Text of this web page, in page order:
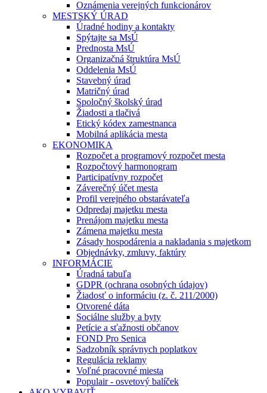
Oznámenia verejných funkcionárov
MESTSKÝ ÚRAD
Úradné hodiny a kontakty
Spýtajte sa MsÚ
Prednosta MsÚ
Organizačná štruktúra MsÚ
Oddelenia MsÚ
Stavebný úrad
Matričný úrad
Spoločný školský úrad
Žiadosti a tlačivá
Etický kódex zamestnanca
Mobilná aplikácia mesta
EKONOMIKA
Rozpočet a programový rozpočet mesta
Rozpočtový harmonogram
Participatívny rozpočet
Záverečný účet mesta
Profil verejného obstarávateľa
Odpredaj majetku mesta
Prenájom majetku mesta
Zámena majetku mesta
Zásady hospodárenia a nakladania s majetkom
Objednávky, zmluvy, faktúry
INFORMÁCIE
Úradná tabuľa
GDPR (ochrana osobných údajov)
Žiadosť o informáciu (z. č. 211/2000)
Otvorené dáta
Sociálne služby a byty
Petície a sťažnosti občanov
FOND Pro Senica
Sadzobník správnych poplatkov
Regulácia reklamy
Voľné pracovné miesta
Populair - osvetový balíček